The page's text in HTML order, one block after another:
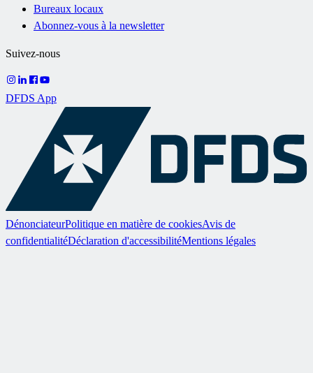
Bureaux locaux
Abonnez-vous à la newsletter
Suivez-nous
DFDS App
DénonciateurPolitique en matière de cookiesAvis de
confidentialitéDéclaration d'accessibilitéMentions légales